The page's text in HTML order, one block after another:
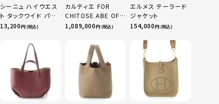
シーニュ ハイウエス
ト タックワイド パン
ツ ボトムス オフホワ
13,200円 (税込)
カルティエ FOR
CHITOSE ABE OF
sacai サカイ 750
ニティ リング 指輪 マ
ルチカラー 50 51
52 24.9g
1,089,000円 (税込)
エルメス テーラード
ジャケット
154,000円 (税込)